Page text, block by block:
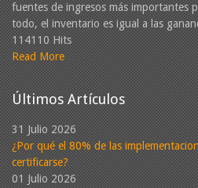
fuentes de ingresos más importantes
todo, el inventario es igual a las
114110 Hits
Read More
Últimos Artículos
31 Julio 2026
¿Por qué el 80% de las
certificarse?
01 Julio 2026